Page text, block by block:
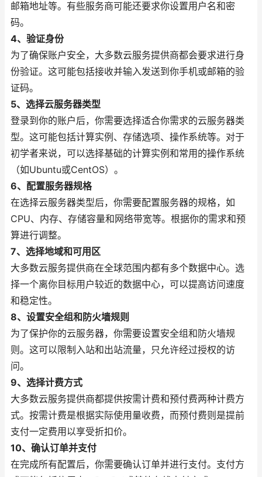
邮箱地址等。有些服务商可能还要求你设置用户名和密
码。
4、验证身份
为了确保账户安全，大多数云服务提供商都会要求进行身
份验证。这可能包括接收并输入发送到你手机或邮箱的验
证码。
5、选择云服务器类型
登录到你的账户后，你需要选择适合你需求的云服务器类
型。这可能包括计算实例、存储选项、操作系统等。对于
初学者来说，可以选择基础的计算实例和常用的操作系统
（如Ubuntu或CentOS）。
6、配置服务器规格
在选择云服务器类型后，你需要配置服务器的规格，如
CPU、内存、存储容量和网络带宽等。根据你的需求和预
算进行调整。
7、选择地域和可用区
大多数云服务提供商在全球范围内都有多个数据中心。选
择一个离你目标用户较近的数据中心，可以提高访问速度
和稳定性。
8、设置安全组和防火墙规则
为了保护你的云服务器，你需要设置安全组和防火墙规
则。这可以限制入站和出站流量，只允许经过授权的访
问。
9、选择计费方式
大多数云服务提供商都提供按需计费和预付费两种计费方
式。按需计费是根据实际使用量收费，而预付费则是提前
支付一定费用以享受折扣价。
10、确认订单并支付
在完成所有配置后，你需要确认订单并进行支付。支付方